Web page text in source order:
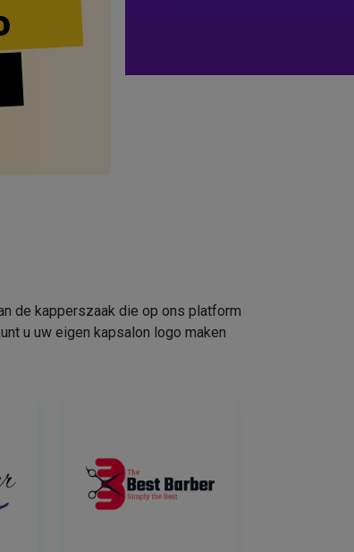
de kapperszaak die op ons platform
u uw eigen kapsalon logo maken